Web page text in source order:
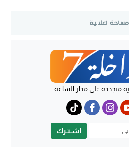
متجددة على مدار الساعة
اشـتـرك